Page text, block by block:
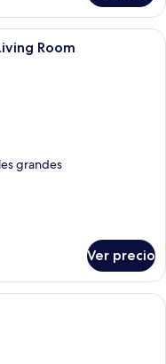
de hotel con cama,
Room
grandes
Ver precio
de hotel con una cama